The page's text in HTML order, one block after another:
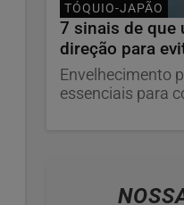
TÓQUIO-JAPÃO
7 sinais de que
direção para
Envelhecimento
essenciais para